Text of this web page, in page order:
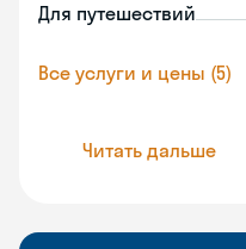
Для путешествий
Все услуги и цены (5)
Читать дальше